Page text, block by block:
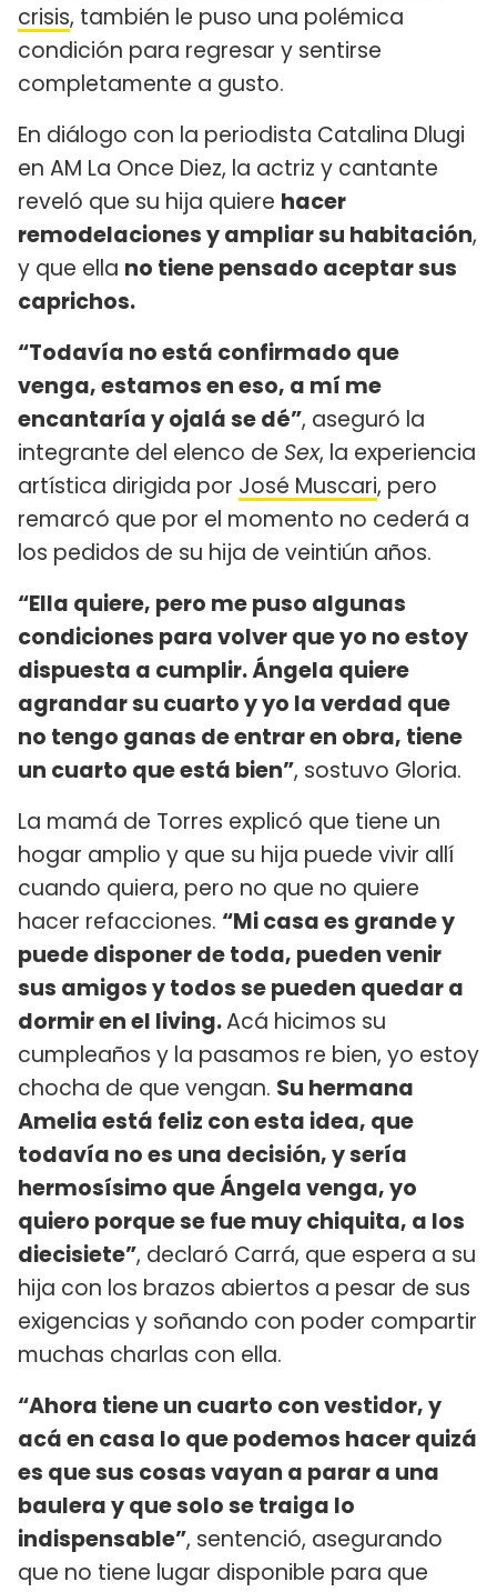
crisis, también le puso una polémica
condición para regresar y sentirse
completamente a gusto.
En diálogo con la periodista Catalina Dlugi
en AM La Once Diez, la actriz y cantante
reveló que su hija quiere hacer
remodelaciones y ampliar su habitación,
y que ella no tiene pensado aceptar sus
caprichos.
“Todavía no está confirmado que
venga, estamos en eso, a mí me
encantaría y ojalá se dé”, aseguró la
integrante del elenco de Sex, la experiencia
artística dirigida por José Muscari, pero
remarcó que por el momento no cederá a
los pedidos de su hija de veintiún años.
“Ella quiere, pero me puso algunas
condiciones para volver que yo no estoy
dispuesta a cumplir. Ángela quiere
agrandar su cuarto y yo la verdad que
no tengo ganas de entrar en obra, tiene
un cuarto que está bien”, sostuvo Gloria.
La mamá de Torres explicó que tiene un
hogar amplio y que su hija puede vivir allí
cuando quiera, pero no que no quiere
hacer refacciones. “Mi casa es grande y
puede disponer de toda, pueden venir
sus amigos y todos se pueden quedar a
dormir en el living.Acá hicimos su
cumpleaños y la pasamos re bien, yo estoy
chocha de que vengan. Su hermana
Amelia está feliz con esta idea, que
todavía no es una decisión, y sería
hermosísimo que Ángela venga, yo
quiero porque se fue muy chiquita, a los
diecisiete”, declaró Carrá, que espera a su
hija con los brazos abiertos a pesar de sus
exigencias y soñando con poder compartir
muchas charlas con ella.
“Ahora tiene un cuarto con vestidor, y
acá en casa lo que podemos hacer quizá
es que sus cosas vayan a parar a una
baulera y que solo se traiga lo
indispensable”, sentenció, asegurando
que no tiene lugar disponible para que